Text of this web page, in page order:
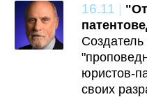
16.11 |
юристов-
своих